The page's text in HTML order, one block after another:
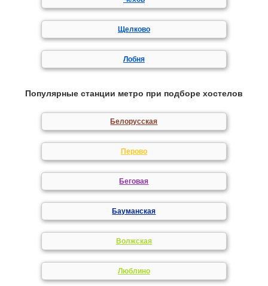
Щелково
Лобня
Популярные станции метро при подборе хостелов
Белорусская
Перово
Беговая
Бауманская
Волжская
Люблино